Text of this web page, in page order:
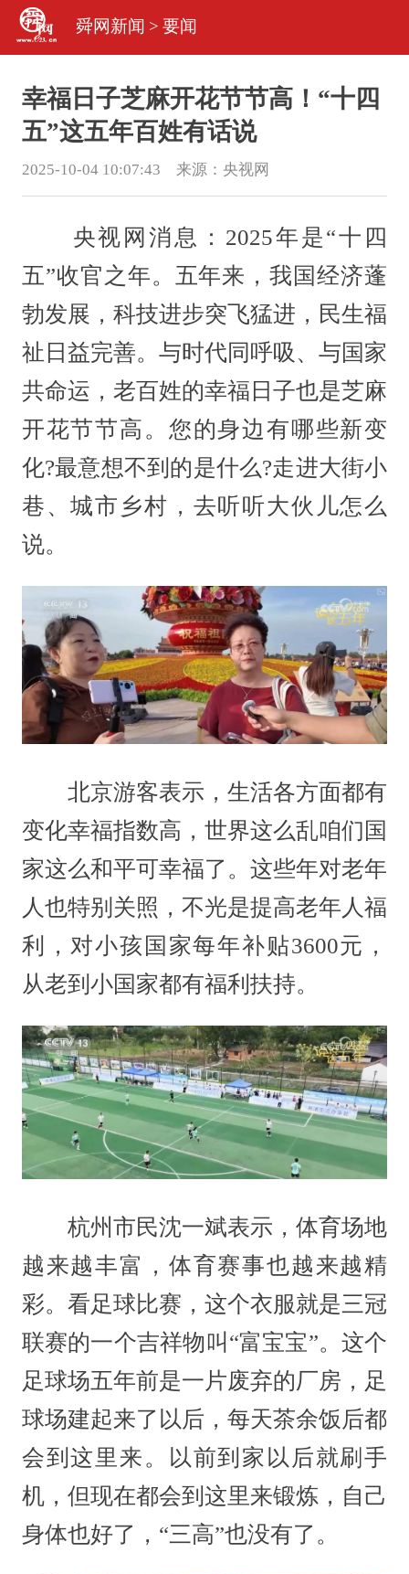
舜网新闻 > 要闻
幸福日子芝麻开花节节高！“十四
五”这五年百姓有话说
2025-10-04 10:07:43 来源： 央视网
央视网消息：2025年是“十四
五”收官之年。五年来，我国经济蓬
勃发展，科技进步突飞猛进，民生福
祉日益完善。与时代同呼吸、与国家
共命运，老百姓的幸福日子也是芝麻
开花节节高。您的身边有哪些新变
化?最意想不到的是什么?走进大街小
巷、城市乡村，去听听大伙儿怎么
说。
北京游客表示，生活各方面都有
变化幸福指数高，世界这么乱咱们国
家这么和平可幸福了。这些年对老年
人也特别关照，不光是提高老年人福
利，对小孩国家每年补贴3600元，
从老到小国家都有福利扶持。
杭州市民沈一斌表示，体育场地
越来越丰富，体育赛事也越来越精
彩。看足球比赛，这个衣服就是三冠
联赛的一个吉祥物叫“富宝宝”。这个
足球场五年前是一片废弃的厂房，足
球场建起来了以后，每天茶余饭后都
会到这里来。以前到家以后就刷手
机，但现在都会到这里来锻炼，自己
身体也好了，“三高”也没有了。